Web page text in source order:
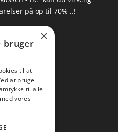
på op til 70% ..!
×
bruger
til at
at bruge
til alle
vores